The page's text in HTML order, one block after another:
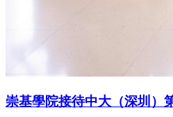
崇基學院接待中大（深圳）